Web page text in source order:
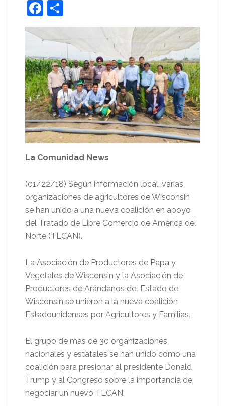
Facebook
Share
La Comunidad News
(01/22/18) Según información local, varias
organizaciones de agricultores de Wisconsin
se han unido a una nueva coalición en apoyo
del Tratado de Libre Comercio de América del
Norte (TLCAN).
La Asociación de Productores de Papa y
Vegetales de Wisconsin y la Asociación de
Productores de Arándanos del Estado de
Wisconsin se unieron a la nueva coalición
Estadounidenses por Agricultores y Familias.
El grupo de más de 30 organizaciones
nacionales y estatales se han unido como una
coalición para presionar al presidente Donald
Trump y al Congreso sobre la importancia de
negociar un nuevo TLCAN.